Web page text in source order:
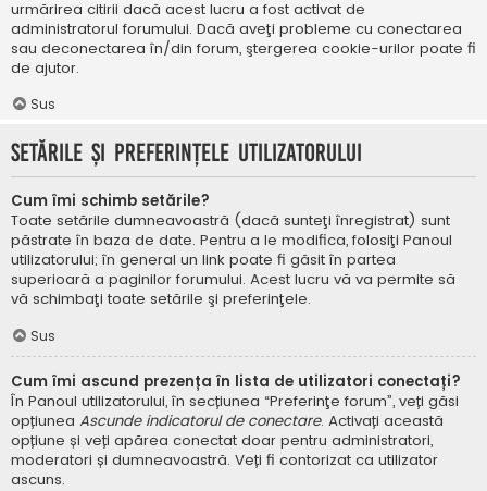
urmărirea citirii dacă acest lucru a fost activat de
administratorul forumului. Dacă aveţi probleme cu conectarea
sau deconectarea în/din forum, ştergerea cookie-urilor poate fi
de ajutor.
Sus
Setările şi preferinţele utilizatorului
Cum îmi schimb setările?
Toate setările dumneavoastră (dacă sunteţi înregistrat) sunt
păstrate în baza de date. Pentru a le modifica, folosiţi Panoul
utilizatorului; în general un link poate fi găsit în partea
superioară a paginilor forumului. Acest lucru vă va permite să
vă schimbaţi toate setările şi preferinţele.
Sus
Cum îmi ascund prezența în lista de utilizatori conectați?
În Panoul utilizatorului, în secțiunea “Preferinţe forum”, veți găsi
opțiunea Ascunde indicatorul de conectare. Activați această
opțiune și veți apărea conectat doar pentru administratori,
moderatori și dumneavoastră. Veți fi contorizat ca utilizator
ascuns.